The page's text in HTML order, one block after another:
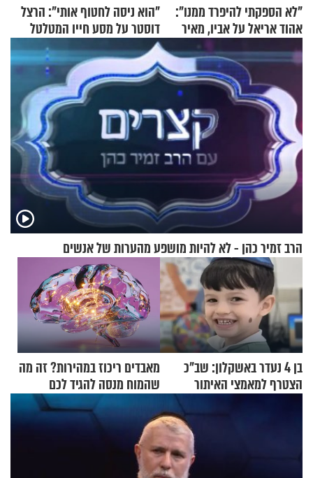
"לא הספקתי להיפרד ממנו":
אהוד אריאל על אביו, מאיר
אריאל ז"ל
"הוא ניסה לחטוף אותי": הרצל
דוסטר על מסע חייו המטלטל
הרב זמיר כהן - לא להיות מושפע מהערות של אנשים
בן 4 נעדר באשקלון: שב"כ
הצטרף למאמצי האיתור
מאבדים ריכוז במהירות? זה מה
שהמוח מנסה להגיד לכם